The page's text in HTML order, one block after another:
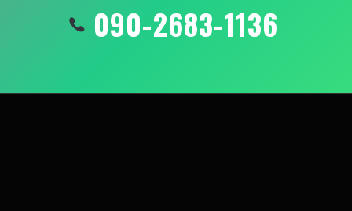
090-2683-1136